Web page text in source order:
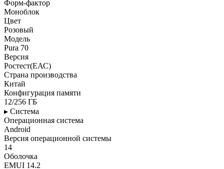
Форм-фактор
Моноблок
Цвет
Розовый
Модель
Pura 70
Версия
Pостест(ЕАС)
Страна производства
Китай
Конфигурация памяти
12/256 ГБ
▸ Система
Операционная система
Android
Версия операционной системы
14
Оболочка
EMUI 14.2